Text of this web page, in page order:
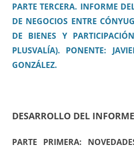
PARTE TERCERA. INFORME
DE NEGOCIOS ENTRE
DE BIENES Y
PLUSVALÍA). PONENTE:
GONZÁLEZ.
DESARROLLO DEL
PARTE PRIMERA: